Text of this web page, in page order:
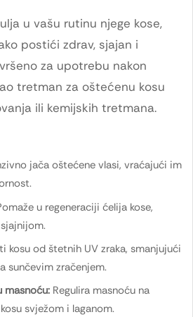
u vašu rutinu njege kose,
postići zdrav, sjajan i
za upotrebu nakon
tretman za oštećenu kosu
ili kemijskih tretmana.
jača oštećene vlasi, vraćajući im
u regeneraciji ćelija kose,
kosu od štetnih UV zraka, smanjujući
sunčevim zračenjem.
masnoću: Regulira masnoću na
svježom i laganom.